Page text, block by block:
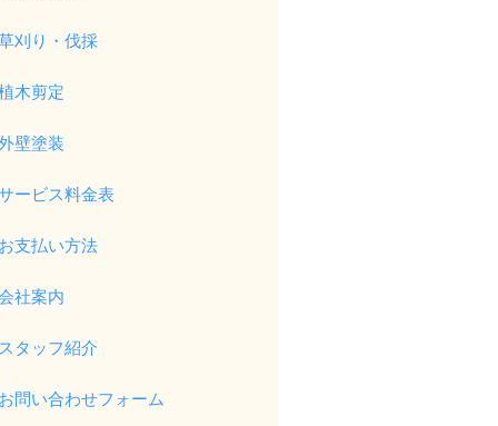
刈り・伐採
木剪定
壁塗装
ービス料金表
支払い方法
社案内
タッフ紹介
問い合わせフォーム